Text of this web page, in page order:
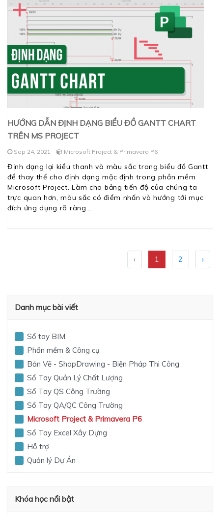
HƯỚNG DẪN ĐỊNH DẠNG BIỂU ĐỒ GANTT CHART
TRÊN MS PROJECT
Sep 24, 2021 Microsoft Project & Primavera P6
Định dạng lại kiểu thanh và màu sắc trong biểu đồ Gantt
để thay thế cho định dạng mặc định trong phần mềm
Microsoft Project. Làm cho bảng tiến độ của chúng ta
trực quan hơn, màu sắc có điểm nhấn và hướng tới mục
đích ứng dụng rõ ràng
‹ 1 2 ›
Danh mục bài viết
Sổ tay BIM
Phần mềm & Công cụ
Bản Vẽ - ShopDrawing - Biện Pháp Thi Công
Sổ Tay Quản Lý Chất Lượng
Sổ Tay QS Công Trường
Sổ Tay QA/QC Công Trường
Microsoft Project & Primavera P6
Sổ Tay Excel Xây Dựng
Hỗ trợ
Quản lý Dự Án
Khóa học nổi bật